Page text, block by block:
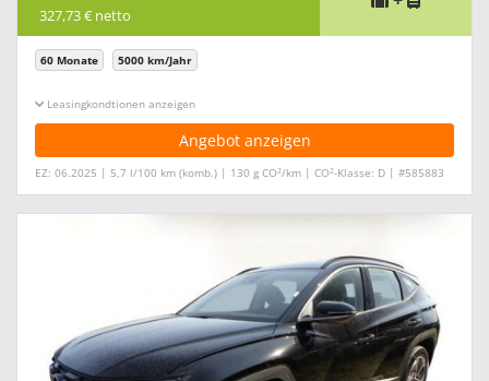
327,73 € netto
60 Monate 5000 km/Jahr
Leasingkonditionen ein-/ausblenden
Angebot anzeigen
EZ: 06.2025 | 5,7 l/100 km (komb.) | 130 g CO2/km | CO2-Klasse: D | #585883